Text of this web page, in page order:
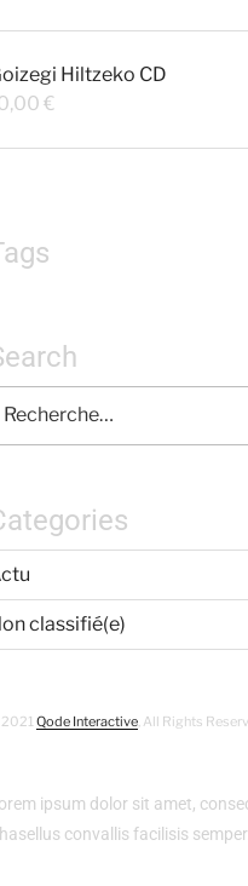
Hiltzeko CD
€
classifié(e)
Qode Interactive , All Rights
ipsum dolor sit amet,
convallis facilisis semper.